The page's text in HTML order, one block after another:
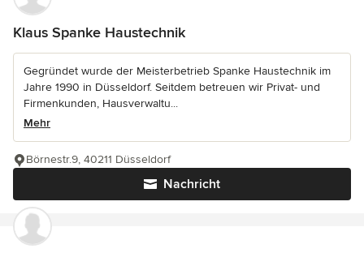
Klaus Spanke Haustechnik
Gegründet wurde der Meisterbetrieb Spanke Haustechnik im
Jahre 1990 in Düsseldorf. Seitdem betreuen wir Privat- und
Firmenkunden, Hausverwaltu...
Mehr
Nachricht
Börnestr.9, 40211 Düsseldorf